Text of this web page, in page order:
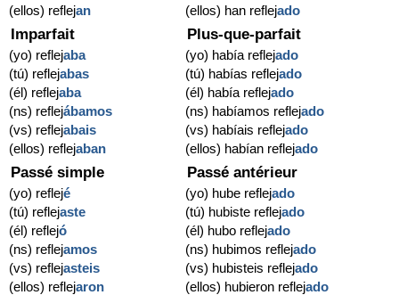
(ellos) reflejan
(ellos) han reflejado
Imparfait
(yo) reflejaba
(tú) reflejabas
(él) reflejaba
(ns) reflejábamos
(vs) reflejabais
(ellos) reflejaban
Plus-que-parfait
(yo) había reflejado
(tú) habías reflejado
(él) había reflejado
(ns) habíamos reflejado
(vs) habíais reflejado
(ellos) habían reflejado
Passé simple
(yo) reflejé
(tú) reflejaste
(él) reflejó
(ns) reflejamos
(vs) reflejasteis
(ellos) reflejaron
Passé antérieur
(yo) hube reflejado
(tú) hubiste reflejado
(él) hubo reflejado
(ns) hubimos reflejado
(vs) hubisteis reflejado
(ellos) hubieron reflejado